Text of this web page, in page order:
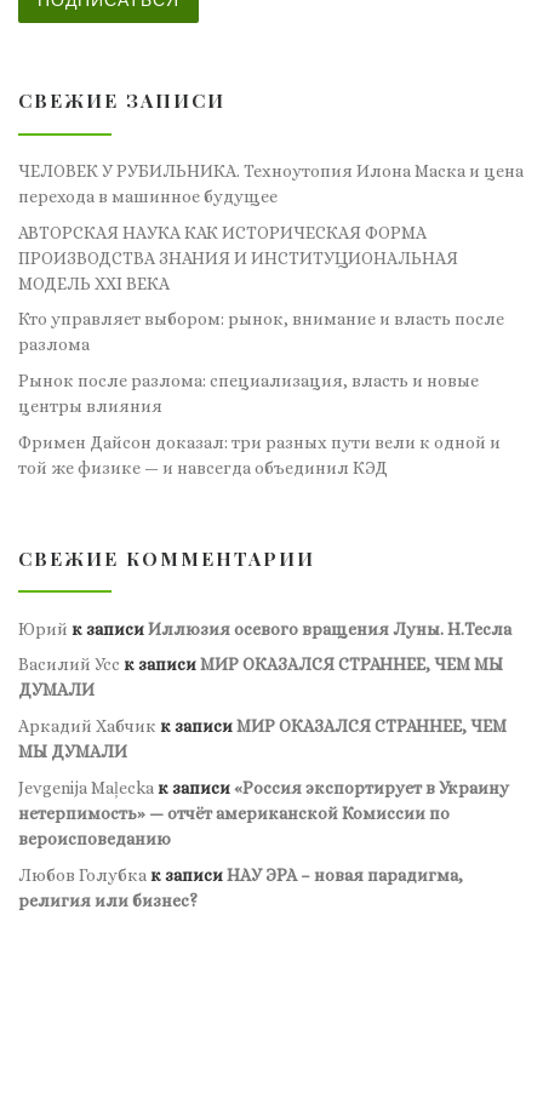
СВЕЖИЕ ЗАПИСИ
ЧЕЛОВЕК У РУБИЛЬНИКА. Техноутопия Илона Маска и цена
перехода в машинное будущее
АВТОРСКАЯ НАУКА КАК ИСТОРИЧЕСКАЯ ФОРМА
ПРОИЗВОДСТВА ЗНАНИЯ И ИНСТИТУЦИОНАЛЬНАЯ
МОДЕЛЬ XXI ВЕКА
Кто управляет выбором: рынок, внимание и власть после
разлома
Рынок после разлома: специализация, власть и новые
центры влияния
Фримен Дайсон доказал: три разных пути вели к одной и
той же физике — и навсегда объединил КЭД
СВЕЖИЕ КОММЕНТАРИИ
Юрий к записиИллюзия осевого вращения Луны. Н.Тесла
Василий Усс к записиМИР ОКАЗАЛСЯ СТРАННЕЕ, ЧЕМ МЫ
ДУМАЛИ
Аркадий Хабчик к записиМИР ОКАЗАЛСЯ СТРАННЕЕ, ЧЕМ
МЫ ДУМАЛИ
Jevgenija Maļecka к записи«Россия экспортирует в Украину
нетерпимость» — отчёт американской Комиссии по
вероисповеданию
Любов Голубка к записиНАУ ЭРА – новая парадигма,
религия или бизнес?